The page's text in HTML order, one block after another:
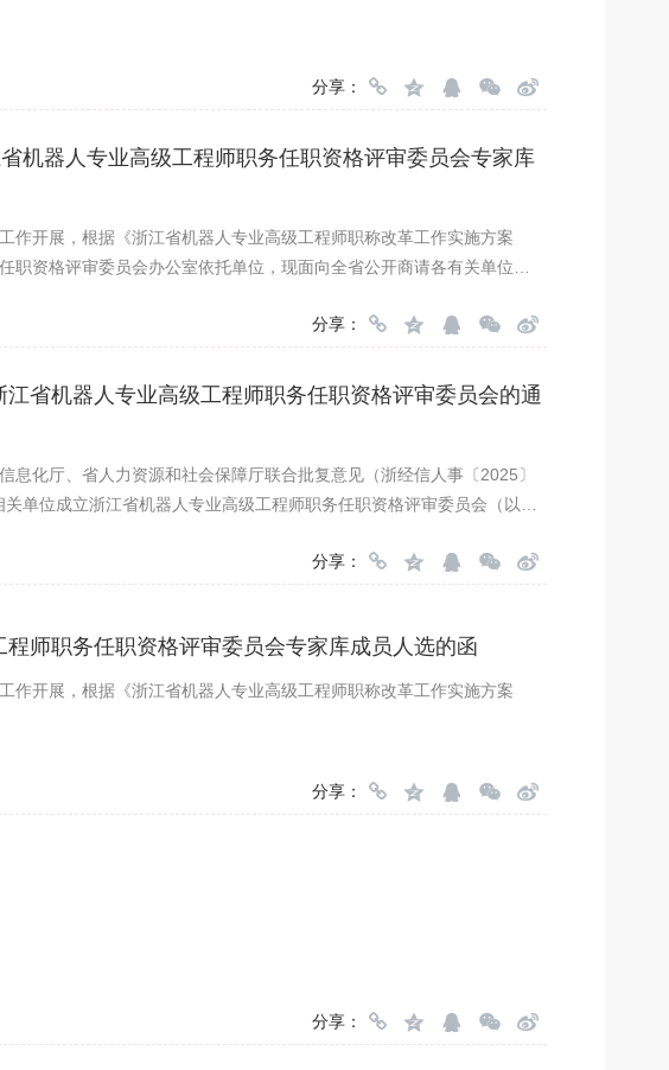
分享：
机器人专业高级工程师职务任职资格评审委员会专家库
作开展，根据《浙江省机器人专业高级工程师职称改革工作实施方案
职资格评审委员会办公室依托单位，现面向全省公开商请各有关单位推
分享：
省机器人专业高级工程师职务任职资格评审委员会的通
化厅、省人力资源和社会保障厅联合批复意见（浙经信人事〔2025〕
单位成立浙江省机器人专业高级工程师职务任职资格评审委员会（以下
分享：
师职务任职资格评审委员会专家库成员人选的函
作开展，根据《浙江省机器人专业高级工程师职称改革工作实施方案
分享：
分享：